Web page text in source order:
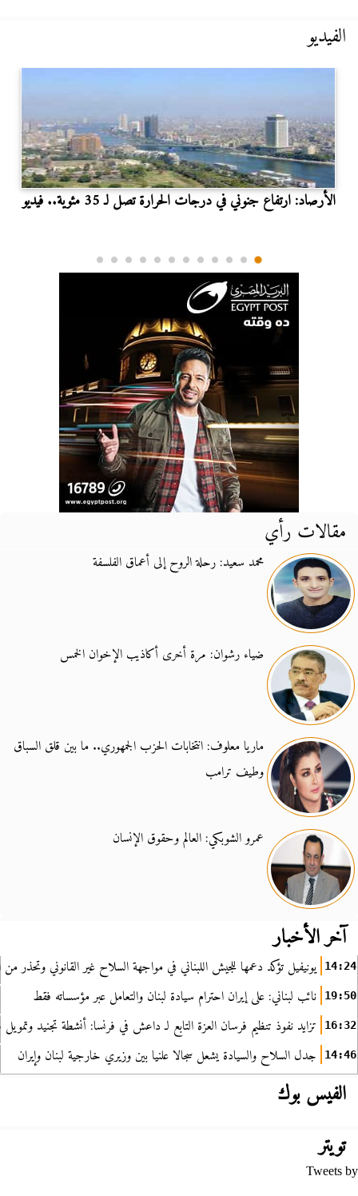
الفيديو
الأرصاد: ارتفاع جنوني في درجات الحرارة تصل لـ 35 مئوية.. فيديو
مقالات رأي
محمد سعيد: رحلة الروح إلى أعماق الفلسفة
ضياء رشوان: مرة أخرى أكاذيب الإخوان الخمس
ماريا معلوف: انتخابات الحزب الجمهوري.. ما بين قلق السباق
وطيف ترامب
عمرو الشوبكي: العالم وحقوق الإنسان
آخر الأخبار
14:24 يونيفيل تؤكد دعمها للجيش اللبناني في مواجهة السلاح غير القانوني وتحذر من
19:50 نائب لبناني: على إيران احترام سيادة لبنان والتعامل عبر مؤسساته فقط
16:32 تزايد نفوذ تنظيم فرسان العزة التابع لـ داعش في فرنسا: أنشطة تجنيد
14:46 جدل السلاح والسيادة يشعل سجالا علنيا بين وزيري خارجية لبنان وإيران
الفيس بوك
تويتر
Tweets by